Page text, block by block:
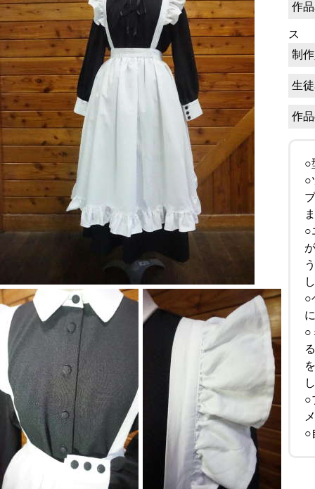
作
ス
制
生
作
○
○
○
○
○
○
○